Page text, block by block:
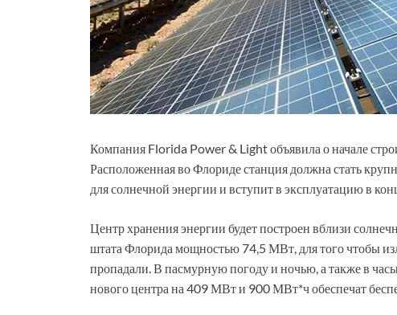
Компания Florida Power & Light объявила о начале
Расположенная во Флориде станция должна стать
для солнечной энергии и вступит в эксплуатацию в
Центр хранения энергии будет построен вблизи
штата Флорида мощностью 74,5 МВт, для того чтобы
пропадали. В пасмурную погоду и ночью, а также в
нового центра на 409 МВт и 900 МВт*ч обеспечат